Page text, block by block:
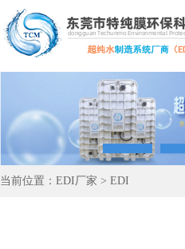
当前位置： EDI厂家 > EDI